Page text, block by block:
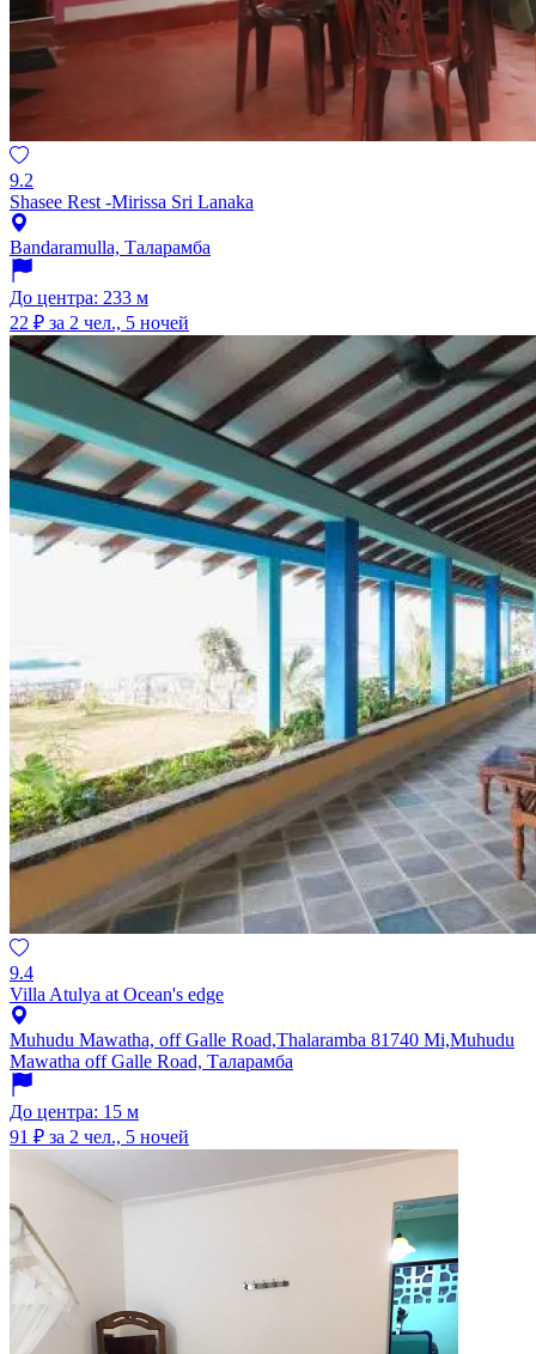
9.2
Shasee Rest -Mirissa Sri Lanaka
Bandaramulla, Таларамба
До центра: 233 м
22 ₽ за 2 чел., 5 ночей
9.4
Villa Atulya at Ocean's edge
Muhudu Mawatha, off Galle Road,Thalaramba 81740 Mi,Muhudu
Mawatha off Galle Road, Таларамба
До центра: 15 м
91 ₽ за 2 чел., 5 ночей